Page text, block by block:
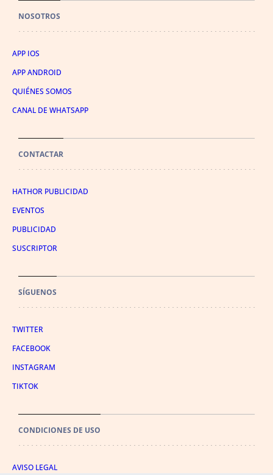
NOSOTROS
APP IOS
APP ANDROID
QUIÉNES SOMOS
CANAL DE WHATSAPP
CONTACTAR
HATHOR PUBLICIDAD
EVENTOS
PUBLICIDAD
SUSCRIPTOR
SÍGUENOS
TWITTER
FACEBOOK
INSTAGRAM
TIKTOK
CONDICIONES DE USO
AVISO LEGAL